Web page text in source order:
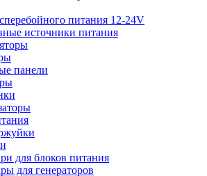
питания 12-24V
источники питания
панели
для блоков питания
для генераторов